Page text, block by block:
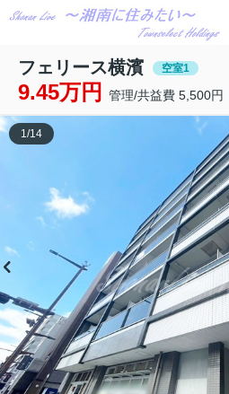
フェリース横濱 空室1
9.45万円 管理/共益費 5,500円
1/14